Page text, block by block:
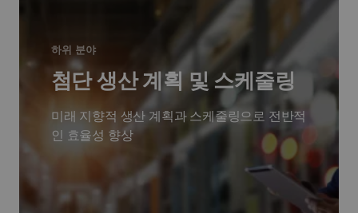
하위 분야
첨단 생산 계획 및 스케줄링
미래 지향적 생산 계획과 스케줄링으로 전반적
인 효율성 향상